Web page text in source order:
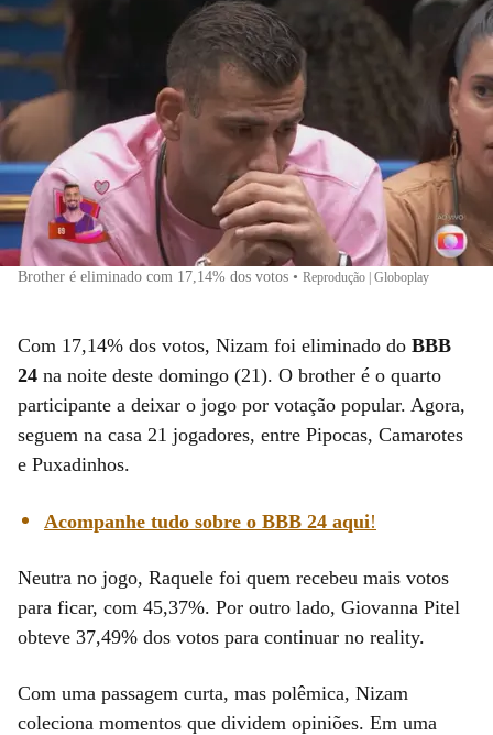
Brother é eliminado com 17,14% dos votos • Reprodução | Globoplay
Com 17,14% dos votos, Nizam foi eliminado do BBB
24 na noite deste domingo (21). O brother é o quarto
participante a deixar o jogo por votação popular. Agora,
seguem na casa 21 jogadores, entre Pipocas, Camarotes
e Puxadinhos.
Acompanhe tudo sobre o BBB 24 aqui!
Neutra no jogo, Raquele foi quem recebeu mais votos
para ficar, com 45,37%. Por outro lado, Giovanna Pitel
obteve 37,49% dos votos para continuar no reality.
Com uma passagem curta, mas polêmica, Nizam
coleciona momentos que dividem opiniões. Em uma